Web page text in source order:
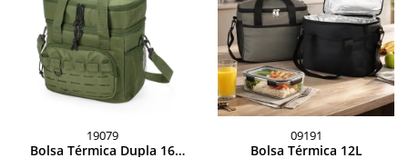
19079
Bolsa Térmica Dupla 16
09191
Bolsa Térmica 12L